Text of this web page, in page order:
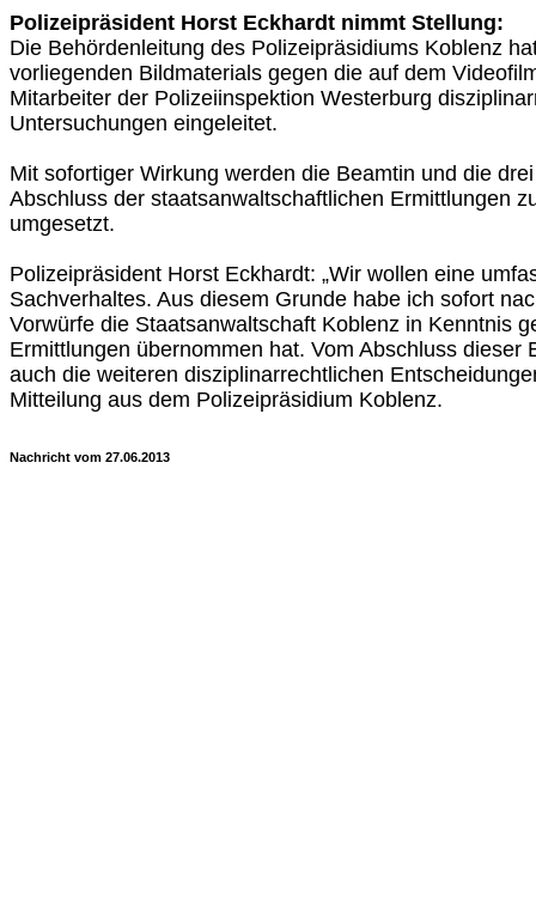
Polizeipräsident Horst Eckhardt nimmt Stellung:
Die Behördenleitung des Polizeipräsidiums Koblenz
vorliegenden Bildmaterials gegen die auf dem
Mitarbeiter der Polizeiinspektion Westerburg
Untersuchungen eingeleitet.
Mit sofortiger Wirkung werden die Beamtin und die
Abschluss der staatsanwaltschaftlichen Ermittlungen
umgesetzt.
Polizeipräsident Horst Eckhardt: „Wir wollen eine
Sachverhaltes. Aus diesem Grunde habe ich sofort
Vorwürfe die Staatsanwaltschaft Koblenz in Kenntnis
Ermittlungen übernommen hat. Vom Abschluss dieser
auch die weiteren disziplinarrechtlichen
Mitteilung aus dem Polizeipräsidium Koblenz.
Nachricht vom 27.06.2013